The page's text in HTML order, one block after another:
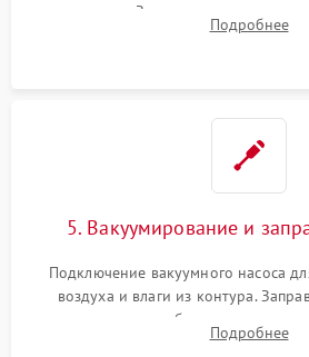
осушителя. Замена изношенных
сломанных заслонок илиПодробнее
5. Вакуумирование и
Подключение вакуумного насоса
воздуха и влаги из контура.
дозированным объемом
электронным весам. КонтрольПодробнее